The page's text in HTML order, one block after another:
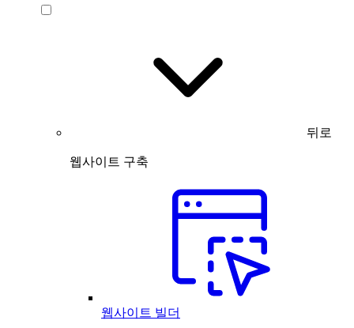
뒤로
웹사이트 구축
웹사이트 빌더